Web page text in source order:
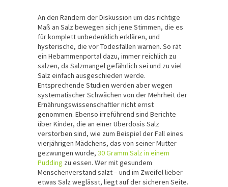
An den Rändern der Diskussion um das richtige
Maß an Salz bewegen sich jene Stimmen, die es
für komplett unbedenklich erklären, und
hysterische, die vor Todesfällen warnen. So rät
ein Hebammenportal dazu, immer reichlich zu
salzen, da Salzmangel gefährlich sei und zu viel
Salz einfach ausgeschieden werde.
Entsprechende Studien werden aber wegen
systematischer Schwächen von der Mehrheit der
Ernährungswissenschaftler nicht ernst
genommen. Ebenso irreführend sind Berichte
über Kinder, die an einer Überdosis Salz
verstorben sind, wie zum Beispiel der Fall eines
vierjährigen Mädchens, das von seiner Mutter
gezwungen wurde, 30 Gramm Salz in einem
Pudding zu essen. Wer mit gesundem
Menschenverstand salzt – und im Zweifel lieber
etwas Salz weglässt, liegt auf der sicheren Seite.